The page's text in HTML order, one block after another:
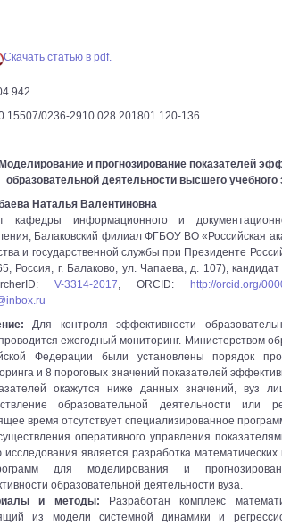
Скачать статью в pdf.
0236-2910.028.201801.120-136
Моделирование и прогнозирование показателей
образовательной деятельности высшего учебного
Наталья Валентиновна
кафедры информационного и
Балаковский филиал ФГБОУ ВО «Российская
и государственной службы при Президенте
Россия, г. Балаково, ул. Чапаева, д. 107), кандидат
V-3314-2017, ORCID: http://orcid.org/
Для контроля эффективности
ежегодный мониторинг. Министерством
Федерации были установлены порядок
и 8 пороговых значений показателей
окажутся ниже данных значений, вуз
образовательной деятельности или
время отсутствует специализированное
оперативного управления
исследования является разработка
для моделирования и
образовательной деятельности вуза.
и методы: Разработан комплекс
из модели системной динамики и